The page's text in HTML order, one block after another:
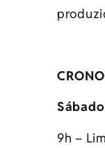
9h –